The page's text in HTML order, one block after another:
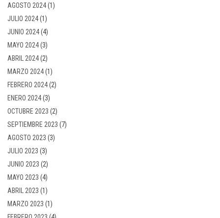
AGOSTO 2024(1)
JULIO 2024(1)
JUNIO 2024(4)
MAYO 2024(3)
ABRIL 2024(2)
MARZO 2024(1)
FEBRERO 2024(2)
ENERO 2024(3)
OCTUBRE 2023 (2)
SEPTIEMBRE 2023 (7)
AGOSTO 2023 (3)
JULIO 2023 (3)
JUNIO 2023 (2)
MAYO 2023 (4)
ABRIL 2023 (1)
MARZO 2023 (1)